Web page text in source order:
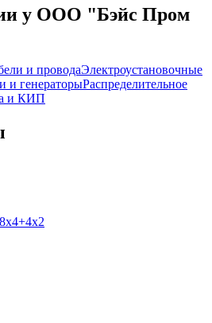
у ООО "Бэйс Пром
и проводаЭлектроустановочные
и генераторыРаспределительное
и КИП